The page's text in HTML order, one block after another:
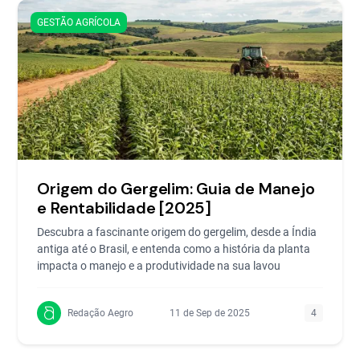
GESTÃO AGRÍCOLA
Origem do Gergelim: Guia de Manejo
e Rentabilidade [2025]
Descubra a fascinante origem do gergelim, desde a Índia
antiga até o Brasil, e entenda como a história da planta
impacta o manejo e a produtividade na sua lavou
Redação Aegro 11 de Sep de 2025 4